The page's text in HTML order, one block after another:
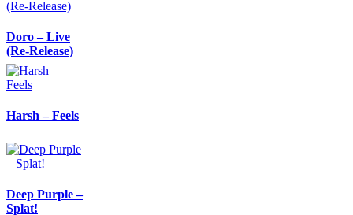
Doro – Live
(Re-Release)
Harsh – Feels
Deep Purple –
Splat!